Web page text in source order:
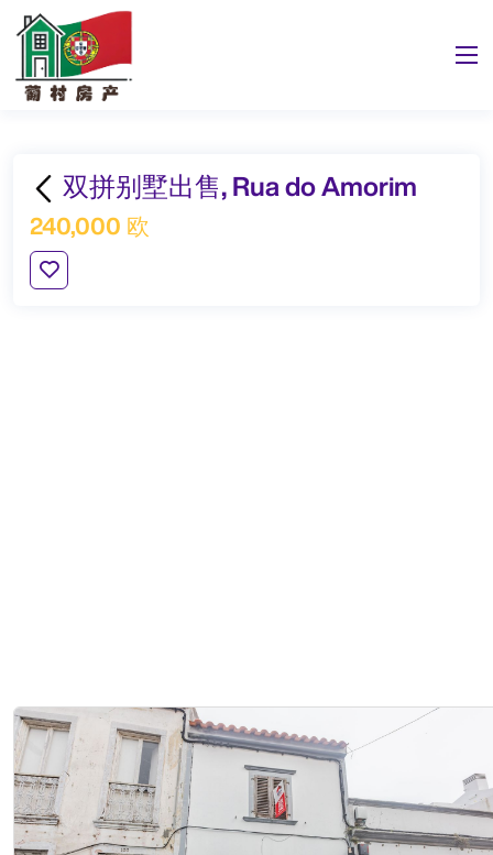
双拼别墅出售, Rua do Amorim
240,000 欧